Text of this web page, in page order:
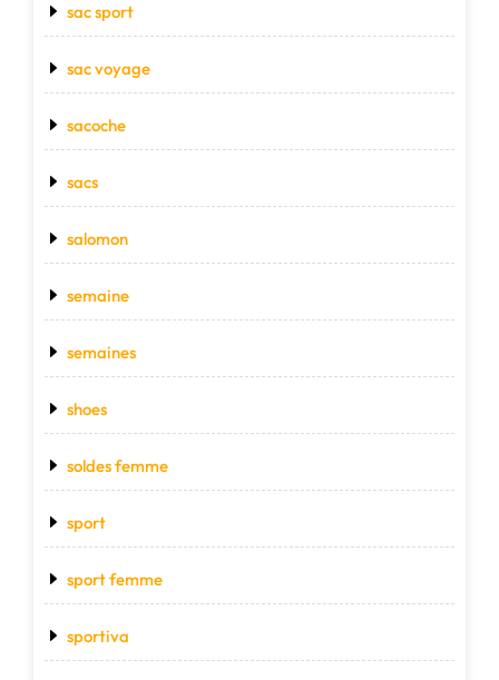
sac sport
sac voyage
sacoche
sacs
salomon
semaine
semaines
shoes
soldes femme
sport
sport femme
sportiva